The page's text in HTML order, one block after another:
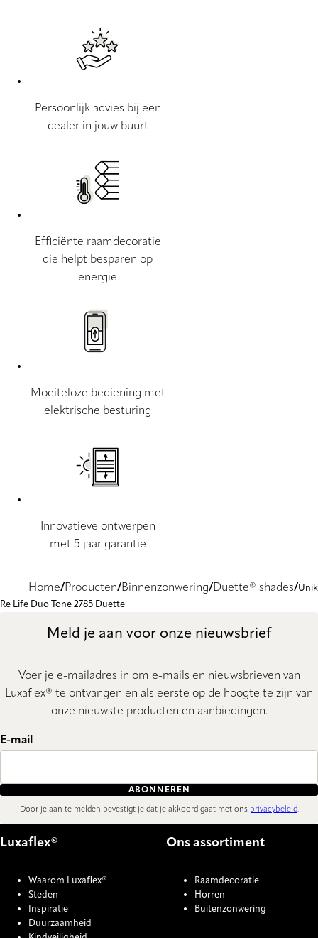
Persoonlijk advies bij een
dealer in jouw buurt
Efficiënte raamdecoratie
die helpt besparen op
energie
Moeiteloze bediening met
elektrische besturing
Innovatieve ontwerpen
met 5 jaar garantie
Home Producten Binnenzonwering Duette® shades
Unik
Re Life Duo Tone 2785 Duette
Meld je aan voor onze nieuwsbrief
Voer je e-mailadres in om e-mails en nieuwsbrieven van
Luxaflex® te ontvangen en als eerste op de hoogte te zijn van
onze nieuwste producten en aanbiedingen.
E-mail
ABONNEREN
Door je aan te melden bevestigt je dat je akkoord gaat met ons privacybeleid.
Luxaflex®
Waarom Luxaflex®
Steden
Inspiratie
Duurzaamheid
Ons assortiment
Raamdecoratie
Horren
Buitenzonwering